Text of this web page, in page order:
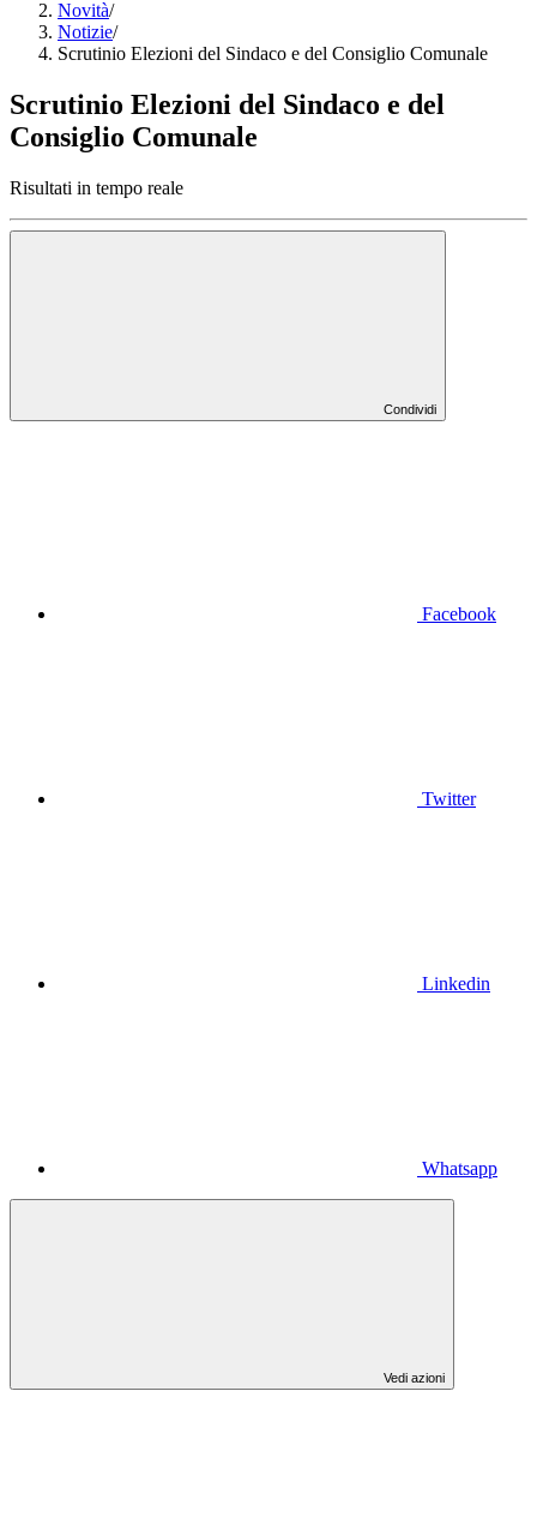
Novità/
Notizie/
Scrutinio Elezioni del Sindaco e del Consiglio Comunale
Scrutinio Elezioni del Sindaco e del
Consiglio Comunale
Risultati in tempo reale
Condividi
Facebook
Twitter
Linkedin
Whatsapp
Vedi azioni